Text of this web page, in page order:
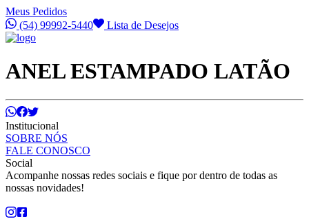
Meus Pedidos
(54) 99992-5440
Lista de Desejos
ANEL ESTAMPADO LATÃO
Institucional
SOBRE NÓS
FALE CONOSCO
Social
Acompanhe nossas redes sociais e fique por dentro de todas as
nossas novidades!